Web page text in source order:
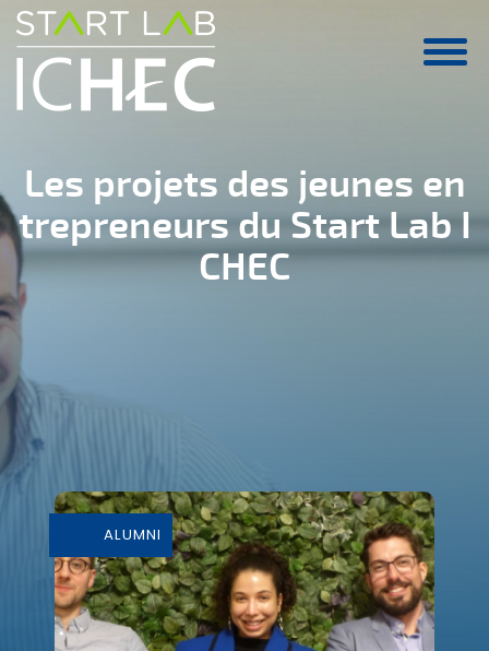
Aller au contenu principal
Les projets des jeunes en
trepreneurs du Start Lab I
CHEC
ALUMNI